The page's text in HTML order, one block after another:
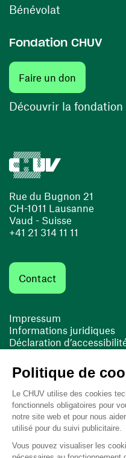
Rue du Bugnon 21
CH-1011 Lausanne
Vaud - Suisse
+41 21 314 11 11
Contact
Impressum
Informations juridiques
Déclaration
Cookies
(opens in a new
Bénévolat
Fondation CHUV
Faire un don
Découvrir la fondation